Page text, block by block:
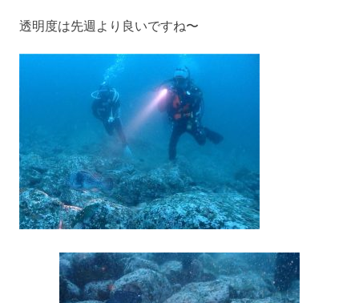
透明度は先週より良いですね〜